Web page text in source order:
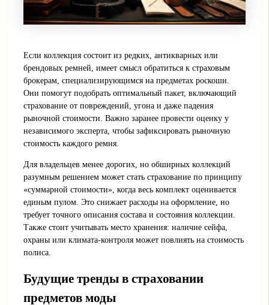
Если коллекция состоит из редких, антикварных или
брендовых ремней, имеет смысл обратиться к страховым
брокерам, специализирующимся на предметах роскоши.
Они помогут подобрать оптимальный пакет, включающий
страхование от повреждений, угона и даже падения
рыночной стоимости. Важно заранее провести оценку у
независимого эксперта, чтобы зафиксировать рыночную
стоимость каждого ремня.
Для владельцев менее дорогих, но обширных коллекций
разумным решением может стать страхование по принципу
«суммарной стоимости», когда весь комплект оценивается
единым пулом. Это снижает расходы на оформление, но
требует точного описания состава и состояния коллекции.
Также стоит учитывать место хранения: наличие сейфа,
охраны или климата-контроля может повлиять на стоимость
полиса.
Будущие тренды в страховании
предметов моды